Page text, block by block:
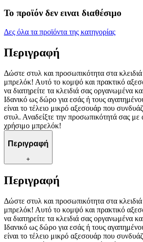
Το προϊόν δεν ειναι διαθέσιμο
Δες όλα τα προϊόντα της κατηγορίας
Περιγραφή
Δώστε στυλ και προσωπικότητα στα
μπρελόκ! Αυτό το κομψό και πρακτικό
να διατηρείτε τα κλειδιά σας οργανωμένα
Ιδανικό ως δώρο για εσάς ή τους
είναι το τέλειο μικρό αξεσουάρ που
στυλ. Αναδείξτε την προσωπικότητά σας με
χρήσιμο μπρελόκ!
Περιγραφή
+
Περιγραφή
Δώστε στυλ και προσωπικότητα στα
μπρελόκ! Αυτό το κομψό και πρακτικό
να διατηρείτε τα κλειδιά σας οργανωμένα
Ιδανικό ως δώρο για εσάς ή τους
είναι το τέλειο μικρό αξεσουάρ που